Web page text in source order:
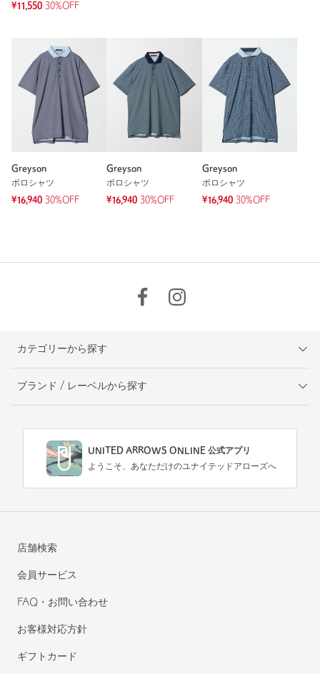
¥11,550 30%OFF
Greyson
ポロシャツ
¥16,940 30%OFF
Greyson
ポロシャツ
¥16,940 30%OFF
Greyson
ポロシャツ
¥16,940 30%OFF
カテゴリーから探す
ブランド / レーベルから探す
UNITED ARROWS ONLINE 公式アプリ
ようこそ、あなただけのユナイテッドアローズへ
店舗検索
会員サービス
FAQ・お問い合わせ
お客様対応方針
ギフトカード